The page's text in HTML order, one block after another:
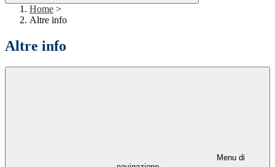
Home >
Altre info
Altre info
Menu di